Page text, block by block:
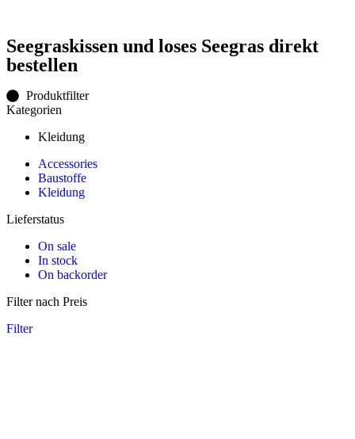
Seegraskissen und loses Seegras direkt
bestellen
Produktfilter
Kategorien
Kleidung
Accessories
Baustoffe
Kleidung
Lieferstatus
On sale
In stock
On backorder
Filter nach Preis
Filter